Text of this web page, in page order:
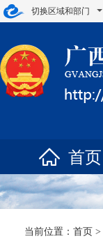
切换区域和部门
首页
当前位置： 首页 >